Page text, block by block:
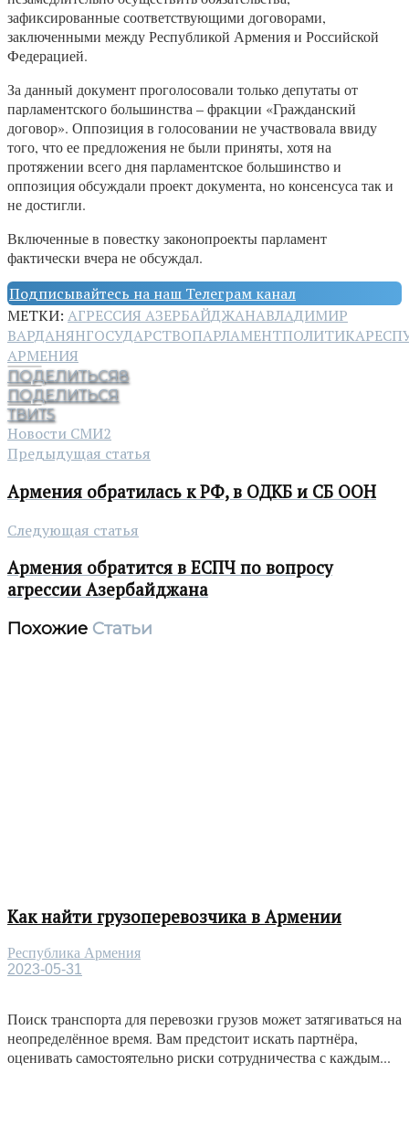
зафиксированные соответствующими договорами,
заключенными между Республикой Армения и Российской
Федерацией.
За данный документ проголосовали только депутаты от
парламентского большинства – фракции «Гражданский
договор». Оппозиция в голосовании не участвовала ввиду
того, что ее предложения не были приняты, хотя на
протяжении всего дня парламентское большинство и
оппозиция обсуждали проект документа, но консенсуса так и
не достигли.
Включенные в повестку законопроекты парламент
фактически вчера не обсуждал.
Подписывайтесь на наш Телеграм канал
МЕТКИ: АГРЕССИЯ АЗЕРБАЙДЖАНАВЛАДИМИР
ВАРДАНЯНГОСУДАРСТВОПАРЛАМЕНТПОЛИТИКА
АРМЕНИЯ
ПОДЕЛИТЬСЯ8
ПОДЕЛИТЬСЯ
ТВИТ5
Новости СМИ2
Предыдущая статья
Армения обратилась к РФ, в ОДКБ и СБ ООН
Следующая статья
Армения обратится в ЕСПЧ по вопросу
агрессии Азербайджана
Похожие Статьи
Как найти грузоперевозчика в Армении
Республика Армения
2023-05-31
Поиск транспорта для перевозки грузов может затягиваться на
неопределённое время. Вам предстоит искать партнёра,
оценивать самостоятельно риски сотрудничества с каждым...